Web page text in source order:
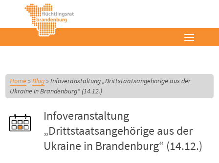
Home»Blog»Infoveranstaltung „Drittstaatsangehörige aus der
Ukraine in Brandenburg“ (14.12.)
Infoveranstaltung
„Drittstaatsangehörige aus der
Ukraine in Brandenburg“ (14.12.)